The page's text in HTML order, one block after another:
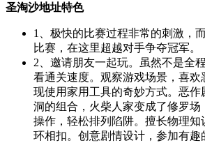
圣淘沙地址特色
1、极快的比赛过程非常的刺激，
比赛，在这里超越对手争夺冠军。
2、邀请朋友一起玩。虽然不是全
看通关速度。观察游戏场景，喜欢
现使用家用工具的奇妙方式。恶作
洞的组合，火柴人家变成了修罗场
操作，轻松排列陷阱。擅长物理知
环相扣。创意剧情设计，参加有趣